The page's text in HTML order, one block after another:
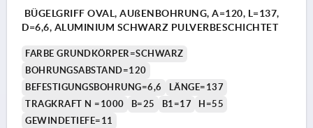
BÜGELGRIFF OVAL, AUßENBOHRUNG, A=120, L=137,
D=6,6, ALUMINIUM SCHWARZ PULVERBESCHICHTET
FARBE GRUNDKÖRPER=SCHWARZ
BOHRUNGSABSTAND=120
BEFESTIGUNGSBOHRUNG=6,6
LÄNGE=137
TRAGKRAFT N =1000
B=25 B1=17
H=55
GEWINDETIEFE=11